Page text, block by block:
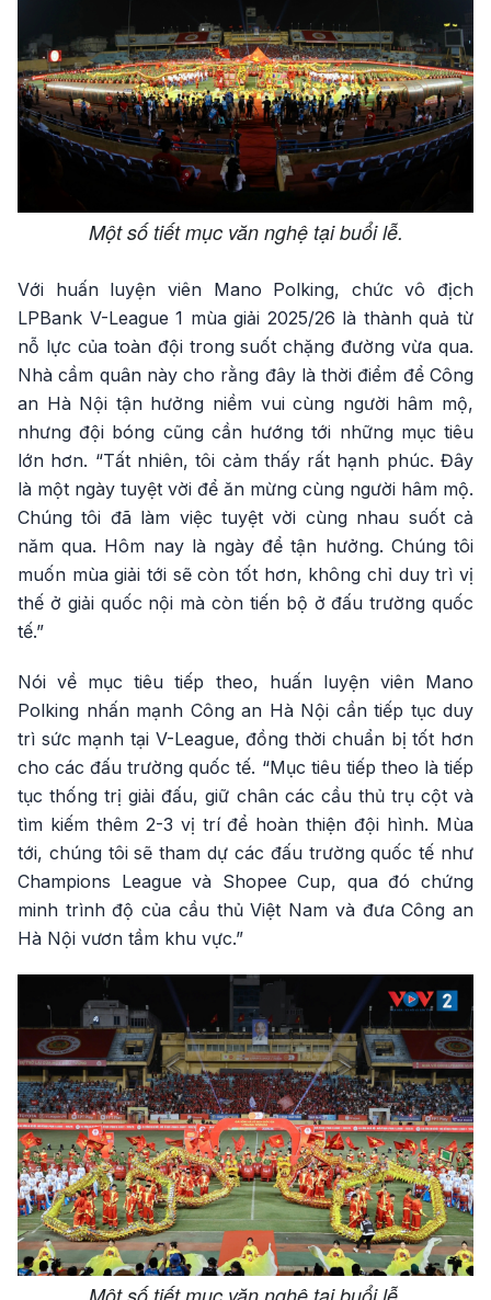
Một số tiết mục văn nghệ tại buổi lễ.
Với huấn luyện viên Mano Polking, chức vô địch
LPBank V-League 1 mùa giải 2025/26 là thành quả từ
nỗ lực của toàn đội trong suốt chặng đường vừa qua.
Nhà cầm quân này cho rằng đây là thời điểm để Công
an Hà Nội tận hưởng niềm vui cùng người hâm mộ,
nhưng đội bóng cũng cần hướng tới những mục tiêu
lớn hơn. “Tất nhiên, tôi cảm thấy rất hạnh phúc. Đây
là một ngày tuyệt vời để ăn mừng cùng người hâm mộ.
Chúng tôi đã làm việc tuyệt vời cùng nhau suốt cả
năm qua. Hôm nay là ngày để tận hưởng. Chúng tôi
muốn mùa giải tới sẽ còn tốt hơn, không chỉ duy trì vị
thế ở giải quốc nội mà còn tiến bộ ở đấu trường quốc
tế.”
Nói về mục tiêu tiếp theo, huấn luyện viên Mano
Polking nhấn mạnh Công an Hà Nội cần tiếp tục duy
trì sức mạnh tại V-League, đồng thời chuẩn bị tốt hơn
cho các đấu trường quốc tế. “Mục tiêu tiếp theo là tiếp
tục thống trị giải đấu, giữ chân các cầu thủ trụ cột và
tìm kiếm thêm 2-3 vị trí để hoàn thiện đội hình. Mùa
tới, chúng tôi sẽ tham dự các đấu trường quốc tế như
Champions League và Shopee Cup, qua đó chứng
minh trình độ của cầu thủ Việt Nam và đưa Công an
Hà Nội vươn tầm khu vực.”